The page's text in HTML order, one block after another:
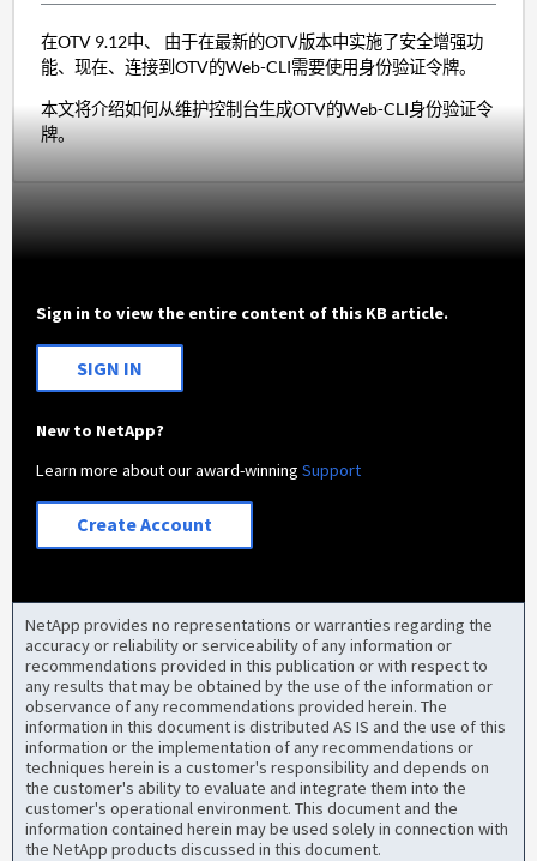
在OTV 9.12中、 由于在最新的OTV版本中实施了安全增强功
能、现在、连接到OTV的Web-CLI需要使用身份验证令牌。
本文将介绍如何从维护控制台生成OTV的Web-CLI身份验证令
牌。
Sign in to view the entire content of this KB article.
SIGN IN
New to NetApp?
Learn more about our award-winningSupport
Create Account
NetApp provides no representations or warranties regarding the
accuracy or reliability or serviceability of any information or
recommendations provided in this publication or with respect to
any results that may be obtained by the use of the information or
observance of any recommendations provided herein. The
information in this document is distributed AS IS and the use of this
information or the implementation of any recommendations or
techniques herein is a customer's responsibility and depends on
the customer's ability to evaluate and integrate them into the
customer's operational environment. This document and the
information contained herein may be used solely in connection with
the NetApp products discussed in this document.